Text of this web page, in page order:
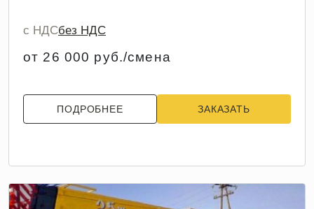
с НДСбез НДС
от 26 000 руб./смена
ПОДРОБНЕЕ ЗАКАЗАТЬ